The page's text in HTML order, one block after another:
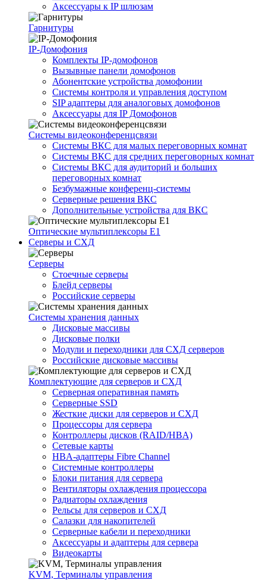
Аксессуары к IP шлюзам
Гарнитуры
IP-Домофония
Комплекты IP-домофонов
Вызывные панели домофонов
Абонентские устройства домофонии
Системы контроля и управления доступом
SIP адаптеры для аналоговых домофонов
Аксессуары для IP Домофонов
Системы видеоконференцсвязи
Системы ВКС для малых переговорных комнат
Системы ВКС для средних переговорных комнат
Системы ВКС для аудиторий и больших
переговорных комнат
Безбумажные конференц-системы
Серверные решения ВКС
Дополнительные устройства для ВКС
Оптические мультиплексоры Е1
Серверы и СХД
Серверы
Стоечные серверы
Блейд серверы
Российские серверы
Системы хранения данных
Дисковые массивы
Дисковые полки
Модули и переходники для СХД серверов
Российские дисковые массивы
Комплектующие для серверов и СХД
Серверная оперативная память
Серверные SSD
Жесткие диски для серверов и СХД
Процессоры для сервера
Контроллеры дисков (RAID/HBA)
Сетевые карты
HBA-адаптеры Fibre Channel
Системные контроллеры
Блоки питания для сервера
Вентиляторы охлаждения процессора
Радиаторы охлаждения
Рельсы для серверов и СХД
Салазки для накопителей
Серверные кабели и переходники
Аксессуары и адаптеры для сервера
Видеокарты
KVM, Терминалы управления